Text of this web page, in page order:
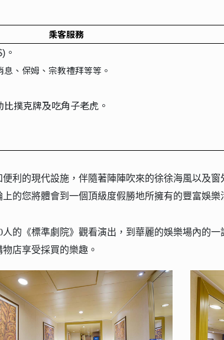
乘客服務
。
、保姆、宗教禮拜等等。
撲克牌及吃角子老虎。
利的現代設施，伴隨著陣陣吹來的徐徐海風以及
的您將體會到一個頂級度假勝地所擁有的豐富娛樂
的《標準劇院》觀看演出，到華麗的娛樂場內的
店享受採買的樂趣。